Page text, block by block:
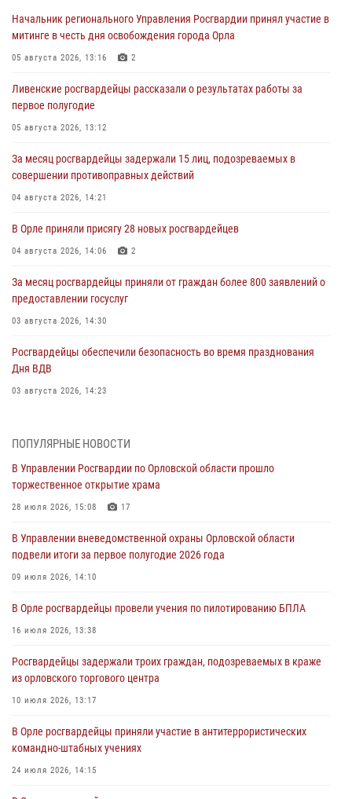
Начальник регионального Управления Росгвардии принял участие в
митинге в честь дня освобождения города Орла
05 августа 2026, 13:16 2
Ливенские росгвардейцы рассказали о результатах работы за
первое полугодие
05 августа 2026, 13:12
За месяц росгвардейцы задержали 15 лиц, подозреваемых в
совершении противоправных действий
04 августа 2026, 14:21
В Орле приняли присягу 28 новых росгвардейцев
04 августа 2026, 14:06 2
За месяц росгвардейцы приняли от граждан более 800 заявлений о
предоставлении госуслуг
03 августа 2026, 14:30
Росгвардейцы обеспечили безопасность во время празднования
Дня ВДВ
03 августа 2026, 14:23
участке
Жительница Мценска сдала в Росгвардию незарегистрированное
ружьё
Сотрудники Росгвардии пресекли дебош в орловском кафе
30 июля 2026, 14:27
Росгвардейцы проверили антитеррористическую защищённость
детских лагерей «Мечта» и «Лесной»
ПОПУЛЯРНЫЕ НОВОСТИ
В Управлении Росгвардии по Орловской области прошло
торжественное открытие храма
28 июля 2026, 15:08 17
В Управлении вневедомственной охраны Орловской области
подвели итоги за первое полугодие 2026 года
09 июля 2026, 14:10
В Орле росгвардейцы провели учения по пилотированию БПЛА
16 июля 2026, 13:38
Росгвардейцы задержали троих граждан, подозреваемых в краже
из орловского торгового центра
10 июля 2026, 13:17
В Орле росгвардейцы приняли участие в антитеррористических
командно-штабных учениях
24 июля 2026, 14:15